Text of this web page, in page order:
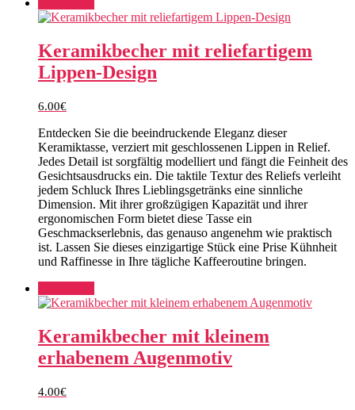
Keramikbecher mit reliefartigem
Lippen-Design
6.00€
Entdecken Sie die beeindruckende Eleganz dieser
Keramiktasse, verziert mit geschlossenen Lippen in Relief.
Jedes Detail ist sorgfältig modelliert und fängt die Feinheit des
Gesichtsausdrucks ein. Die taktile Textur des Reliefs verleiht
jedem Schluck Ihres Lieblingsgetränks eine sinnliche
Dimension. Mit ihrer großzügigen Kapazität und ihrer
ergonomischen Form bietet diese Tasse ein
Geschmackserlebnis, das genauso angenehm wie praktisch
ist. Lassen Sie dieses einzigartige Stück eine Prise Kühnheit
und Raffinesse in Ihre tägliche Kaffeeroutine bringen.
Keramikbecher mit kleinem
erhabenem Augenmotiv
4.00€